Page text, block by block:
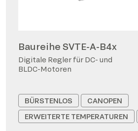
Baureihe SVTE-A-B4x
Digitale Regler für DC- und
BLDC-Motoren
BÜRSTENLOS
CANOPEN
ERWEITERTE TEMPERATUREN